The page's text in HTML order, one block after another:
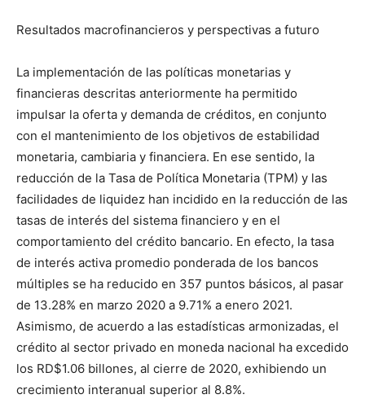
Resultados macrofinancieros y perspectivas a futuro
La implementación de las políticas monetarias y
financieras descritas anteriormente ha permitido
impulsar la oferta y demanda de créditos, en conjunto
con el mantenimiento de los objetivos de estabilidad
monetaria, cambiaria y financiera. En ese sentido, la
reducción de la Tasa de Política Monetaria (TPM) y las
facilidades de liquidez han incidido en la reducción de las
tasas de interés del sistema financiero y en el
comportamiento del crédito bancario. En efecto, la tasa
de interés activa promedio ponderada de los bancos
múltiples se ha reducido en 357 puntos básicos, al pasar
de 13.28% en marzo 2020 a 9.71% a enero 2021.
Asimismo, de acuerdo a las estadísticas armonizadas, el
crédito al sector privado en moneda nacional ha excedido
los RD$1.06 billones, al cierre de 2020, exhibiendo un
crecimiento interanual superior al 8.8%.